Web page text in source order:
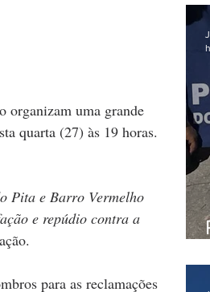
organizam uma grande
quarta (27) às 19 horas.
Pita e Barro Vermelho
e repúdio contra a
para as reclamações